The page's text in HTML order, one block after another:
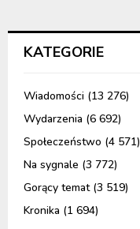
KATEGORIE
Wiadomości (13 276)
Wydarzenia (6 692)
Społeczeństwo (4 571)
Na sygnale (3 772)
Gorący temat(3 519)
Kronika (1 694)